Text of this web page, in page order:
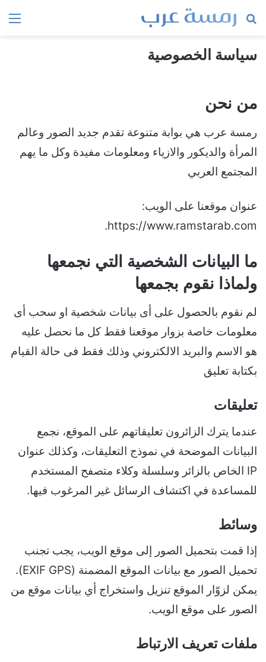
بحث
سياسة الخصوصية
من نحن
رمسة عرب هي بوابة متنوعة تقدم جديد الصور وعالم
المرأة والديكور والازياء ومعلومات مفيدة وكل ما يهم
المجتمع العربي
عنوان موقعنا على الويب:
https://www.ramstarab.com.
ما البيانات الشخصية التي نجمعها
ولماذا نقوم بجمعها
لم نقوم بالحصول على أى بيانات شخصية او سحب أى
معلومات خاصة بزوار موقعنا فقط كل ما نحصل عليه
هو الاسم والبريد الالكتروني وذلك فقط فى حالة القيام
بكتابة تعليق
تعليقات
عندما يترك الزائرون تعليقاتهم على الموقع، نجمع
البيانات الموضحة في نموذج التعليقات، وكذلك عنوان
IP الخاص بالزائر وسلسلة وكلاء متصفح المستخدم
للمساعدة في اكتشاف الرسائل غير المرغوب فيها.
وسائط
إذا قمت بتحميل الصور إلى موقع الويب، يجب تجنب
تحميل الصور مع بيانات الموقع المضمنة (EXIF GPS).
يمكن لزوّار الموقع تنزيل واستخراج أي بيانات موقع من
الصور على موقع الويب.
ملفات تعريف الارتباط